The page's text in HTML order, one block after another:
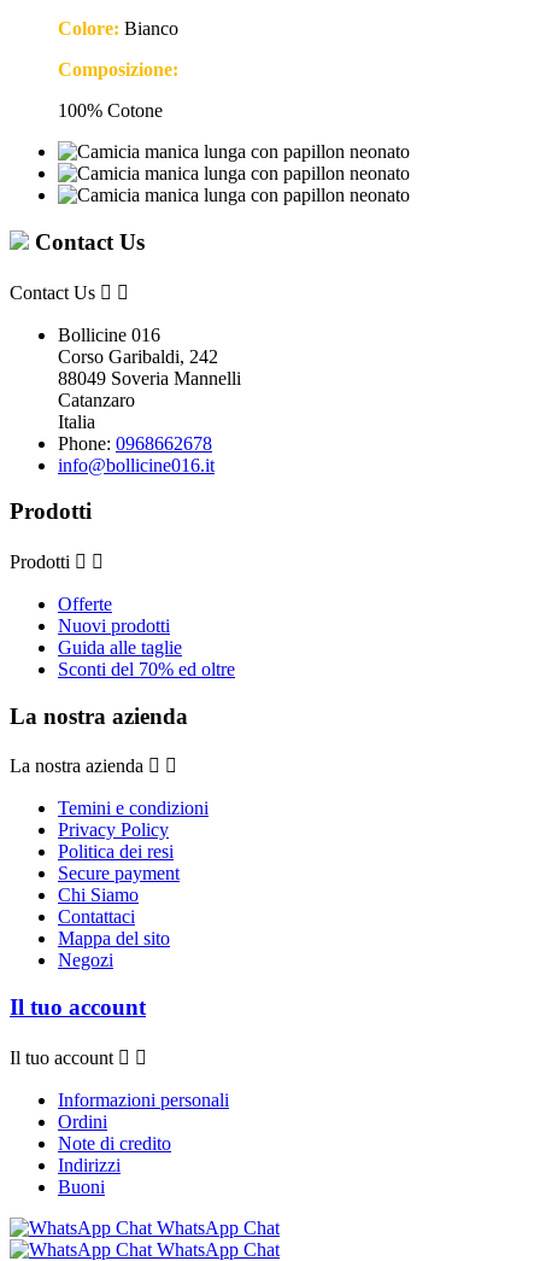
Colore: Bianco
Composizione:
100% Cotone
Contact Us
Contact Us  
Bollicine 016
Corso Garibaldi, 242
88049 Soveria Mannelli
Catanzaro
Italia
Phone: 0968662678
info@bollicine016.it
Prodotti
Prodotti  
Offerte
Nuovi prodotti
Guida alle taglie
Sconti del 70% ed oltre
La nostra azienda
La nostra azienda  
Temini e condizioni
Privacy Policy
Politica dei resi
Secure payment
Chi Siamo
Contattaci
Mappa del sito
Negozi
Il tuo account
Il tuo account  
Informazioni personali
Ordini
Note di credito
Indirizzi
Buoni
WhatsApp Chat
WhatsApp Chat